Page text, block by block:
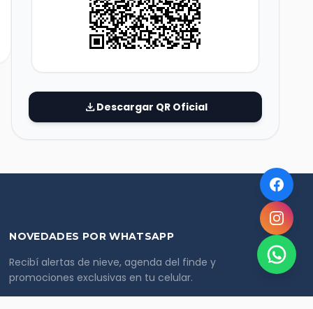
downloadDescargar QR Oficial
NOVEDADES POR WHATSAPP
Recibí alertas de nieve, agenda del finde y
promociones exclusivas en tu celular.